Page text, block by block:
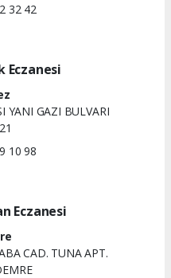
32 42
Eczanesi
YANI GAZI BULVARI
10 98
Eczanesi
CAD. TUNA APT.